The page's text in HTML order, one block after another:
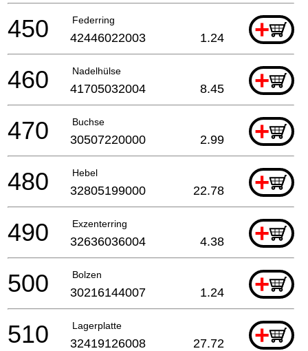
Federring +
450 42446022003 1.24
Nadelhülse +
460 41705032004 8.45
Buchse +
470 30507220000 2.99
Hebel +
480 32805199000 22.78
Exzenterring +
490 32636036004 4.38
Bolzen +
500 30216144007 1.24
Lagerplatte +
510 32419126008 27.72